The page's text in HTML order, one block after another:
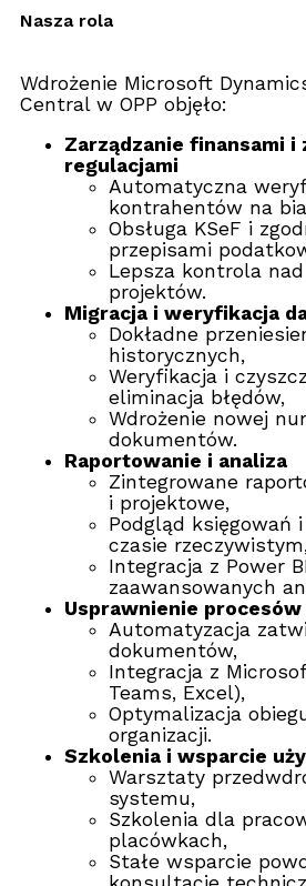
Nasza rola
Wdrożenie Microsoft
Central w OPP objęło:
Zarządzanie finansami i
regulacjami
Automatyczna
kontrahentów na
Obsługa KSeF i
przepisami
Lepsza kontrola
projektów.
Migracja i weryfikacja
Dokładne
historycznych,
Weryfikacja i
eliminacja błędów,
Wdrożenie nowej
dokumentów.
Raportowanie i analiza
Zintegrowane
i projektowe,
Podgląd księgowań
czasie
Integracja z Power
zaawansowanych
Usprawnienie
Automatyzacja
dokumentów,
Integracja z
Teams, Excel),
Optymalizacja
organizacji.
Szkolenia i wsparcie
Warsztaty
systemu,
Szkolenia dla
placówkach,
Stałe wsparcie